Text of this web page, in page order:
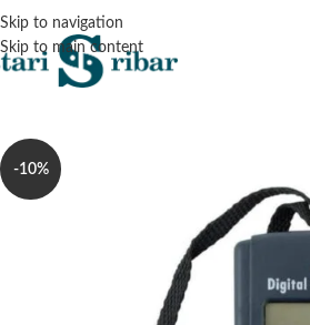
Skip to navigation
Skip to main content
-10%